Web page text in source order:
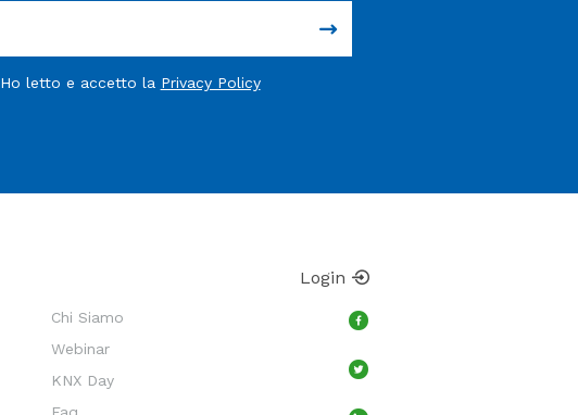
Ho letto e accetto la Privacy Policy
Chi Siamo
Webinar
KNX Day
Login